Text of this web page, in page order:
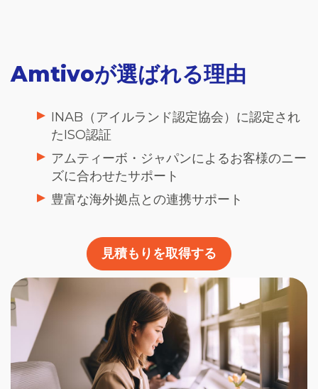
Amtivoが選ばれる理由
INAB （アイルランド認定協会）に認定され
たISO認証
アムティーボ・ジャパンによるお客様のニー
ズに合わせたサポート
豊富な海外拠点との連携サポート
見積もりを取得する